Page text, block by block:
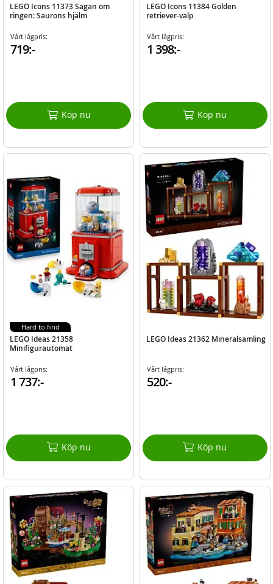
LEGO Icons 11373 Sagan om
ringen: Saurons hjälm
Vårt lågpris:
719:-
Köp nu
LEGO Icons 11384 Golden
retriever-valp
Vårt lågpris:
1 398:-
Köp nu
LEGO Ideas 21358
Minifigurautomat
Vårt lågpris:
1 737:-
Köp nu
Hard to find
LEGO Ideas 21362 Mineralsamling
Vårt lågpris:
520:-
Köp nu